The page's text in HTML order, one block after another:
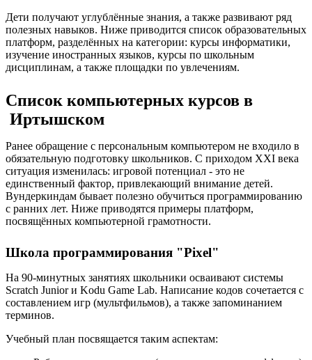
Дети получают углублённые знания, а также развивают ряд
полезных навыков. Ниже приводится список образовательных
платформ, разделённых на категории: курсы информатики,
изучение иностранных языков, курсы по школьным
дисциплинам, а также площадки по увлечениям.
Список компьютерных курсов в
Иртышском
Ранее обращение с персональным компьютером не входило в
обязательную подготовку школьников. С приходом XXI века
ситуация изменилась: игровой потенциал - это не
единственный фактор, привлекающий внимание детей.
Вундеркиндам бывает полезно обучиться программированию
с ранних лет. Ниже приводятся примеры платформ,
посвящённых компьютерной грамотности.
Школа программирования "Pixel"
На 90-минутных занятиях школьники осваивают системы
Scratch Junior и Kodu Game Lab. Написание кодов сочетается с
составлением игр (мультфильмов), а также запоминанием
терминов.
Учебный план посвящается таким аспектам: